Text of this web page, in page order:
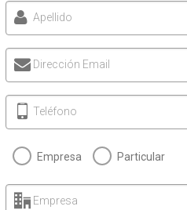
Apellido
Dirección Email
Teléfono
Empresa Particular
Empresa